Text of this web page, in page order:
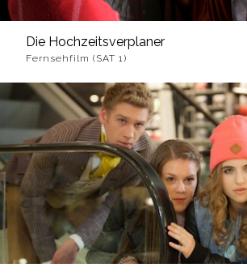
Die Hochzeitsverplaner
Fernsehfilm (SAT 1)